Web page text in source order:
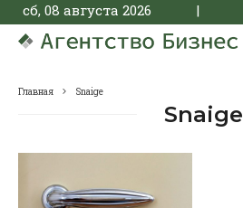
сб, 08 августа 2026 |
Главная Snaige
Snaige